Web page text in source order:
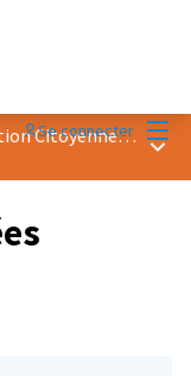
Se connecter
Prix &quot;Bonne Pratique en Participation Citoyenne&quot; 2021